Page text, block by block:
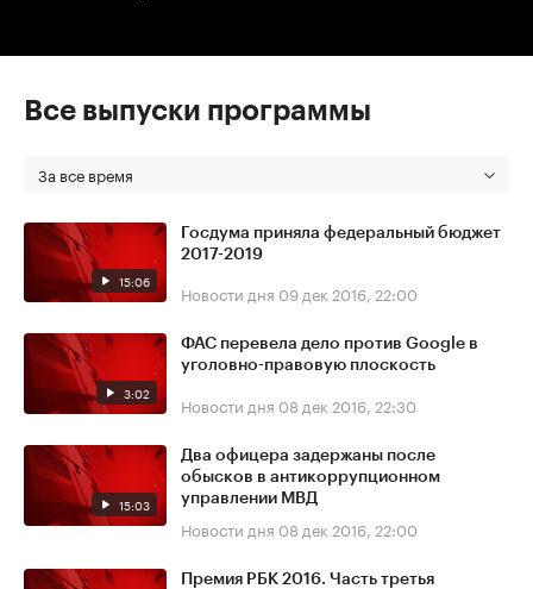
Все выпуски программы
За все время
15:06
Госдума приняла федеральный бюджет
2017-2019
Новости дня 09 дек 2016, 22:00
3:02
ФАС перевела дело против Google в
уголовно-правовую плоскость
Новости дня 08 дек 2016, 22:30
15:03
Два офицера задержаны после
обысков в антикоррупционном
управлении МВД
Новости дня 08 дек 2016, 22:00
Премия РБК 2016. Часть третья